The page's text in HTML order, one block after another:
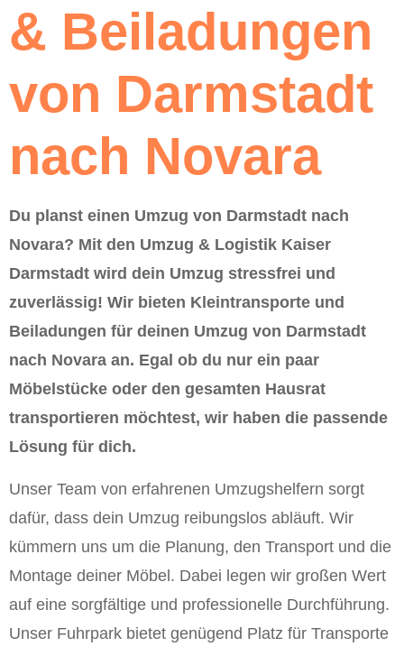
& Beiladungen
von Darmstadt
nach Novara
Du planst einen Umzug von Darmstadt nach
Novara? Mit den Umzug & Logistik Kaiser
Darmstadt wird dein Umzug stressfrei und
zuverlässig! Wir bieten Kleintransporte und
Beiladungen für deinen Umzug von Darmstadt
nach Novara an. Egal ob du nur ein paar
Möbelstücke oder den gesamten Hausrat
transportieren möchtest, wir haben die passende
Lösung für dich.
Unser Team von erfahrenen Umzugshelfern sorgt
dafür, dass dein Umzug reibungslos abläuft. Wir
kümmern uns um die Planung, den Transport und die
Montage deiner Möbel. Dabei legen wir großen Wert
auf eine sorgfältige und professionelle Durchführung.
Unser Fuhrpark bietet genügend Platz für Transporte